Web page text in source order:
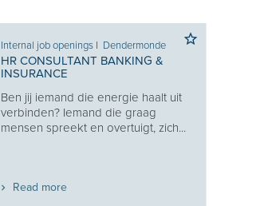
Internal job openings I Dendermonde
HR CONSULTANT BANKING &
INSURANCE
Ben jij iemand die energie haalt uit
verbinden? Iemand die graag
mensen spreekt en overtuigt, zich...
Read more